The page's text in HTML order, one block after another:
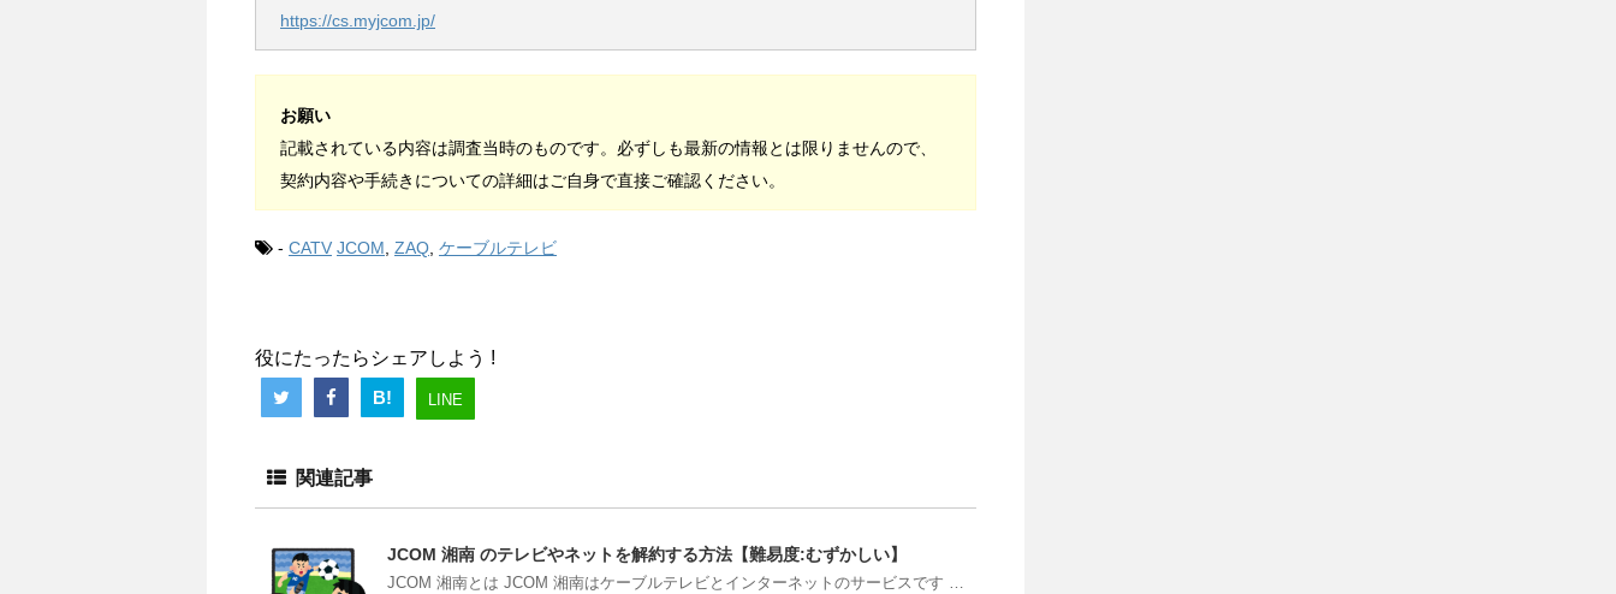
https://cs.myjcom.jp/
お願い
記載されている内容は調査当時のものです。必ずしも最新の情報とは限りませんので、
契約内容や手続きについての詳細はご自身で直接ご確認ください。
- CATV JCOM ZAQ ケーブルテレビ
役にたったらシェアしよう !
B!
LINE
関連記事
JCOM 湘南 のテレビやネットを解約する方法【難易度:むずかしい】
JCOM 湘南とは JCOM 湘南はケーブルテレビとインターネットのサービスです …